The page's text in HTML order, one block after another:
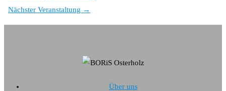
Nächster Veranstaltung →
Über uns